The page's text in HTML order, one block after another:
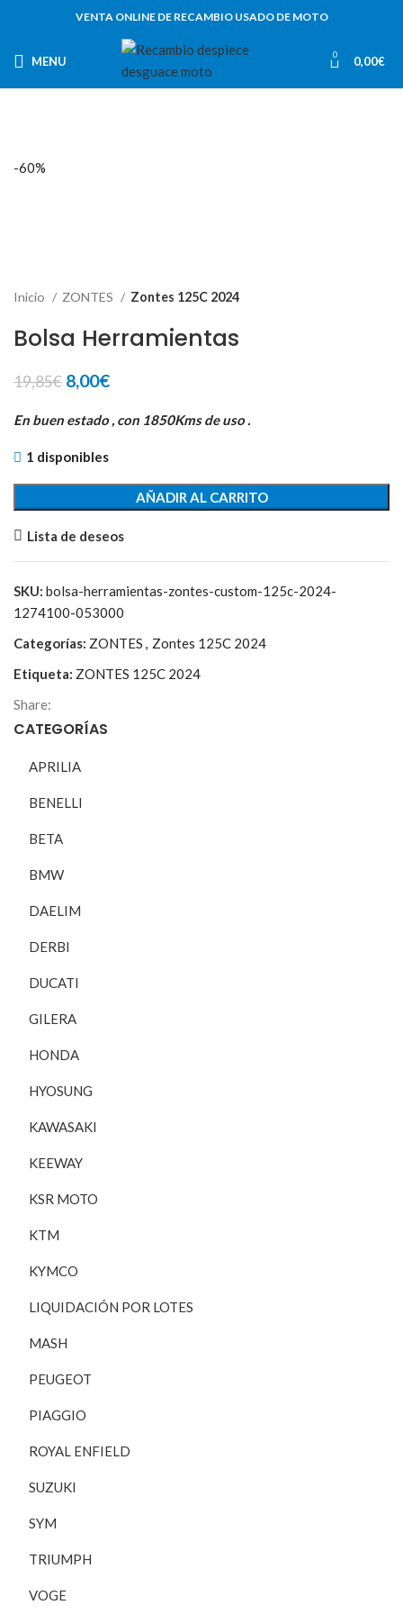
VENTA ONLINE DE RECAMBIO USADO DE MOTO
MENU 0 0,00€
-60%
Inicio ZONTES Zontes 125C 2024
Bolsa Herramientas
19,85€ El
original
19,85€.
8,00€El
actual
En buen estado , con 1850Kms de uso .
1 disponibles
AÑADIR AL CARRITO
Lista de deseos
SKU: bolsa-herramientas-zontes-custom-125c-2024-
1274100-053000
Categorías: ZONTES , Zontes 125C 2024
Etiqueta: ZONTES 125C 2024
Share:
CATEGORÍAS
APRILIA
BENELLI
BETA
BMW
DAELIM
DERBI
DUCATI
GILERA
HONDA
HYOSUNG
KAWASAKI
KEEWAY
KSR MOTO
KTM
KYMCO
LIQUIDACIÓN POR LOTES
MASH
PEUGEOT
PIAGGIO
ROYAL ENFIELD
SUZUKI
SYM
TRIUMPH
VOGE